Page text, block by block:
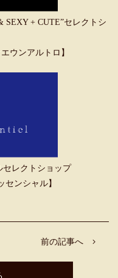
+ CUTE”セレクトシ
ウンアルトロ】
セレクトショップ
センシャル】
前の記事へ